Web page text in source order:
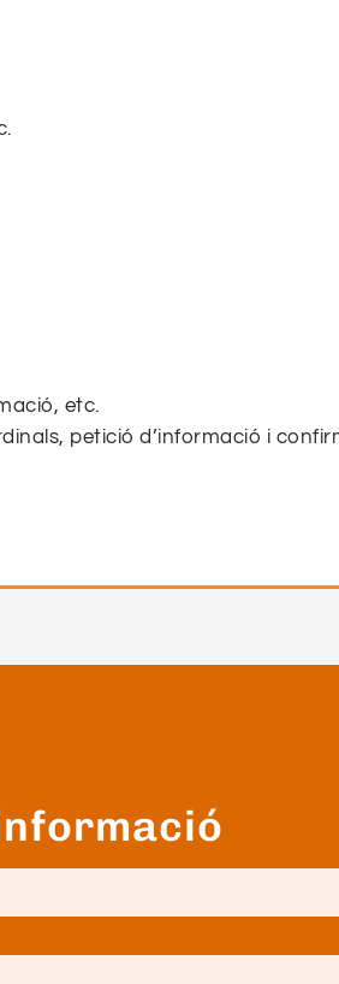
etc.
petició d’informació i